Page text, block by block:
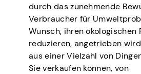
durch das zunehmende
Verbraucher für
Wunsch, ihren ökologischen
reduzieren, angetrieben
aus einer Vielzahl von
Sie verkaufen können, von